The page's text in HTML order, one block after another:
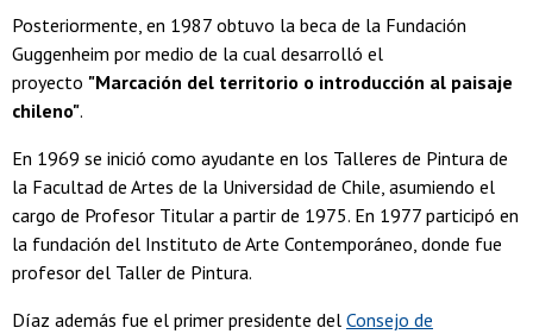
Posteriormente, en 1987 obtuvo la beca de la Fundación
Guggenheim por medio de la cual desarrolló el
proyecto "Marcación del territorio o introducción al paisaje
chileno".
En 1969 se inició como ayudante en los Talleres de Pintura de
la Facultad de Artes de la Universidad de Chile, asumiendo el
cargo de Profesor Titular a partir de 1975. En 1977 participó en
la fundación del Instituto de Arte Contemporáneo, donde fue
profesor del Taller de Pintura.
Díaz además fue el primer presidente del Consejo de